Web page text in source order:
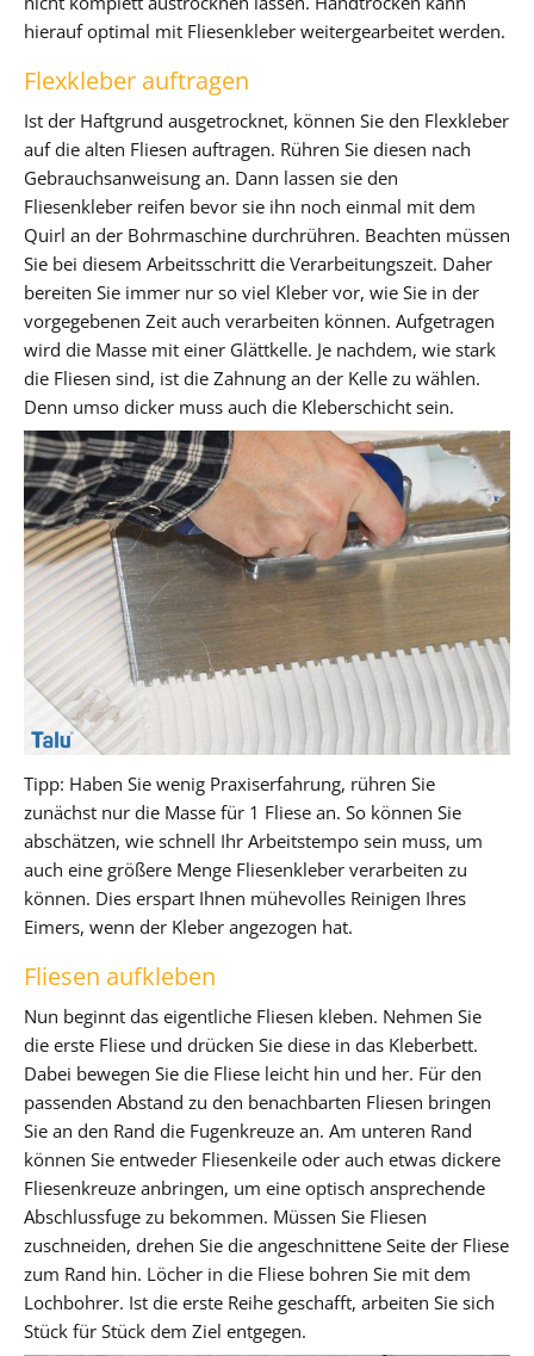
hierauf optimal mit Fliesenkleber weitergearbeitet werden.
Flexkleber auftragen
Ist der Haftgrund ausgetrocknet, können Sie den Flexkleber
auf die alten Fliesen auftragen. Rühren Sie diesen nach
Gebrauchsanweisung an. Dann lassen sie den
Fliesenkleber reifen bevor sie ihn noch einmal mit dem
Quirl an der Bohrmaschine durchrühren. Beachten müssen
Sie bei diesem Arbeitsschritt die Verarbeitungszeit. Daher
bereiten Sie immer nur so viel Kleber vor, wie Sie in der
vorgegebenen Zeit auch verarbeiten können. Aufgetragen
wird die Masse mit einer Glättkelle. Je nachdem, wie stark
die Fliesen sind, ist die Zahnung an der Kelle zu wählen.
Denn umso dicker muss auch die Kleberschicht sein.
Tipp: Haben Sie wenig Praxiserfahrung, rühren Sie
zunächst nur die Masse für 1 Fliese an. So können Sie
abschätzen, wie schnell Ihr Arbeitstempo sein muss, um
auch eine größere Menge Fliesenkleber verarbeiten zu
können. Dies erspart Ihnen mühevolles Reinigen Ihres
Eimers, wenn der Kleber angezogen hat.
Fliesen aufkleben
Nun beginnt das eigentliche Fliesen kleben. Nehmen Sie
die erste Fliese und drücken Sie diese in das Kleberbett.
Dabei bewegen Sie die Fliese leicht hin und her. Für den
passenden Abstand zu den benachbarten Fliesen bringen
Sie an den Rand die Fugenkreuze an. Am unteren Rand
können Sie entweder Fliesenkeile oder auch etwas dickere
Fliesenkreuze anbringen, um eine optisch ansprechende
Abschlussfuge zu bekommen. Müssen Sie Fliesen
zuschneiden, drehen Sie die angeschnittene Seite der Fliese
zum Rand hin. Löcher in die Fliese bohren Sie mit dem
Lochbohrer. Ist die erste Reihe geschafft, arbeiten Sie sich
Stück für Stück dem Ziel entgegen.